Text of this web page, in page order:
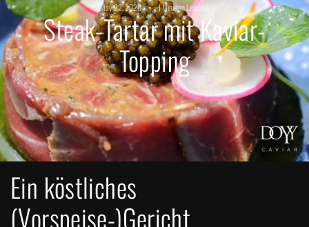
May 22, 2020 1 Minuten Lesezeit
Steak-Tartar mit Kaviar-
Topping
Ein köstliches
(Vorspeise-)Gericht